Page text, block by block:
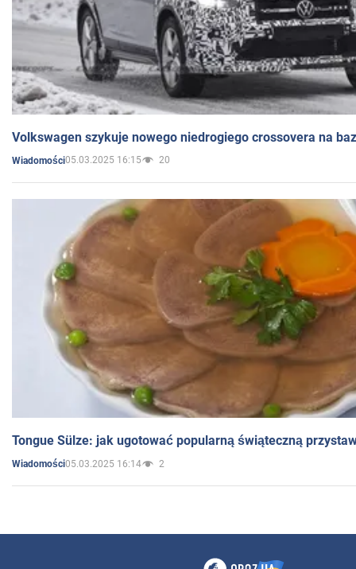
Volkswagen szykuje nowego niedrogiego crossovera na
Wiadomości05.03.2025 16:15 20
Tongue Sülze: jak ugotować popularną świąteczną
Wiadomości05.03.2025 16:14 2